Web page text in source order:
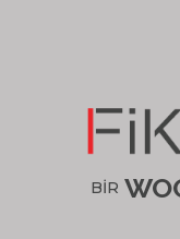
BİR